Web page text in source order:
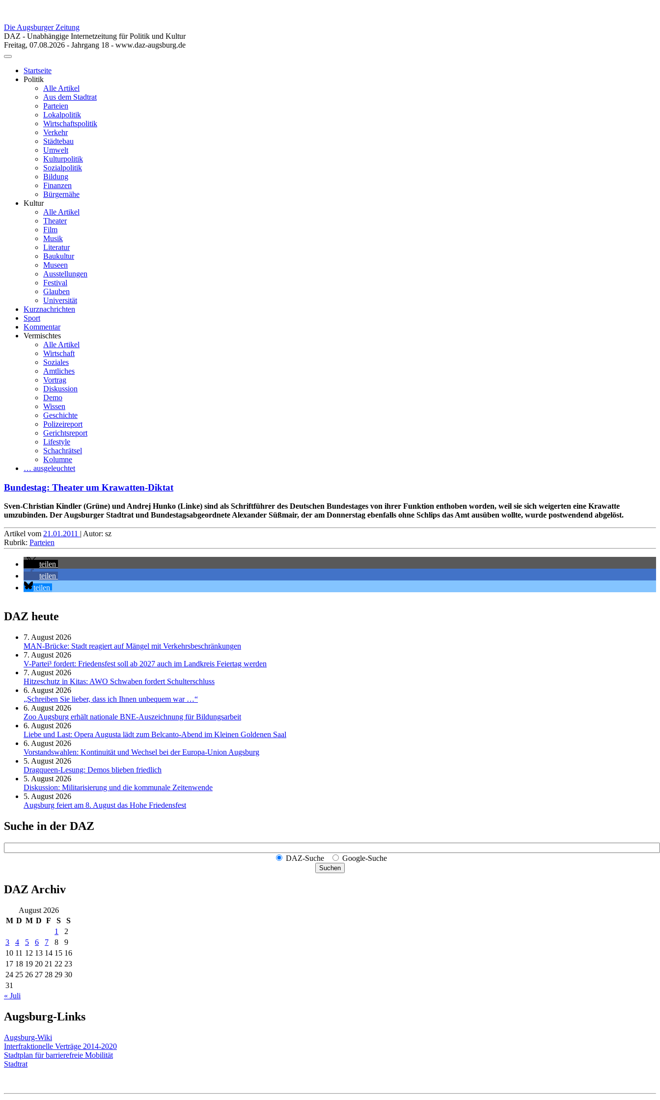
Die Augsburger Zeitung
DAZ - Unabhängige Internetzeitung für Politik und Kultur
Freitag, 07.08.2026 - Jahrgang 18 - www.daz-augsburg.de
Toggle
navigationStartseite
Politik
Alle Artikel
Aus dem Stadtrat
Parteien
Lokalpolitik
Wirtschaftspolitik
Verkehr
Städtebau
Umwelt
Kulturpolitik
Sozialpolitik
Bildung
Finanzen
Bürgernähe
Kultur
Alle Artikel
Theater
Film
Musik
Literatur
Baukultur
Museen
Ausstellungen
Festival
Glauben
Universität
Kurznachrichten
Sport
Kommentar
Vermischtes
Alle Artikel
Wirtschaft
Soziales
Amtliches
Vortrag
Diskussion
Demo
Wissen
Geschichte
Polizeireport
Gerichtsreport
Lifestyle
Schachrätsel
Kolumne
… ausgeleuchtet
Bundestag: Theater um Krawatten-Diktat
Sven-Christian Kindler (Grüne) und Andrej Hunko (Linke) sind als Schriftführer des Deutschen Bundestages von ihrer Funktion enthoben worden, weil sie sich weigerten eine Krawatte
umzubinden. Der Augsburger Stadtrat und Bundestagsabgeordnete Alexander Süßmair, der am Donnerstag ebenfalls ohne Schlips das Amt ausüben wollte, wurde postwendend abgelöst.
Artikel vom 21.01.2011 | Autor: sz
Rubrik: Parteien
teilen
teilen
teilen
DAZ heute
7. August 2026
MAN-Brücke: Stadt reagiert auf Mängel mit Verkehrsbeschränkungen
7. August 2026
V-Partei­³ fordert: Friedens­fest soll ab 2027 auch im Land­kreis Feier­tag werden
7. August 2026
Hitzeschutz in Kitas: AWO Schwaben fordert Schulterschluss
6. August 2026
„Schreiben Sie lieber, dass ich Ihnen unbequem war …“
6. August 2026
Zoo Augsburg erhält nationale BNE-Auszeichnung für Bildungsarbeit
6. August 2026
Liebe und Last: Opera Augusta lädt zum Belcanto-Abend im Kleinen Goldenen Saal
6. August 2026
Vorstandswahlen: Kontinuität und Wechsel bei der Europa-Union Augsburg
5. August 2026
Dragqueen-Lesung: Demos blieben friedlich
5. August 2026
Diskussion: Mi­li­ta­ri­sie­rung und die kommunale Zeitenwende
5. August 2026
Augsburg feiert am 8. August das Hohe Friedensfest
Suche in der DAZ
DAZ-Suche Google-Suche
Suchen
DAZ Archiv
August 2026
M D M D F S
S
1
2
3
4 5 6 7 8
9
10 11 12 13 14 15 16
17 18 19 20 21 22 23
24 25 26 27 28 29 30
31
« Juli
Augsburg-Links
Augsburg-Wiki
Interfraktionelle Verträge 2014-2020
Stadtplan für barrierefreie Mobilität
Stadtrat